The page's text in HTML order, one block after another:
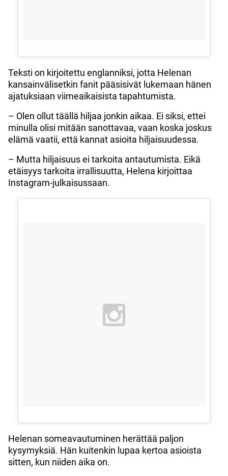
Teksti on kirjoitettu englanniksi, jotta Helenan
kansainvälisetkin fanit pääsisivät lukemaan hänen
ajatuksiaan viimeaikaisista tapahtumista.
– Olen ollut täällä hiljaa jonkin aikaa. Ei siksi, ettei
minulla olisi mitään sanottavaa, vaan koska joskus
elämä vaatii, että kannat asioita hiljaisuudessa.
– Mutta hiljaisuus ei tarkoita antautumista. Eikä
etäisyys tarkoita irrallisuutta, Helena kirjoittaa
Instagram-julkaisussaan.
Helenan someavautuminen herättää paljon
kysymyksiä. Hän kuitenkin lupaa kertoa asioista
sitten, kun niiden aika on.